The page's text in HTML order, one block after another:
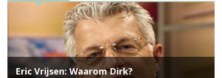
Eric Vrijsen: Waarom Dirk?